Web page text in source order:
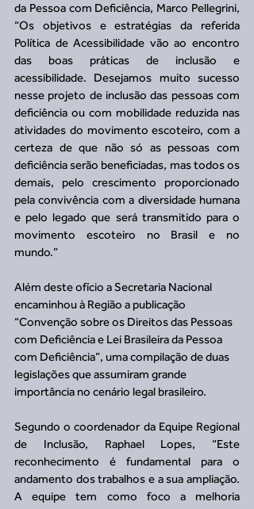
da Pessoa com Deficiência, Marco Pellegrini,
“Os objetivos e estratégias da referida
Política de Acessibilidade vão ao encontro
das boas práticas de inclusão e
acessibilidade. Desejamos muito sucesso
nesse projeto de inclusão das pessoas com
deficiência ou com mobilidade reduzida nas
atividades do movimento escoteiro, com a
certeza de que não só as pessoas com
deficiência serão beneficiadas, mas todos os
demais, pelo crescimento proporcionado
pela convivência com a diversidade humana
e pelo legado que será transmitido para o
movimento escoteiro no Brasil e no
mundo.”
Além deste ofício a Secretaria Nacional
encaminhou à Região a publicação
“Convenção sobre os Direitos das Pessoas
com Deficiência e Lei Brasileira da Pessoa
com Deficiência”, uma compilação de duas
legislações que assumiram grande
importância no cenário legal brasileiro.
Segundo o coordenador da Equipe Regional
de Inclusão, Raphael Lopes, “Este
reconhecimento é fundamental para o
andamento dos trabalhos e a sua ampliação.
A equipe tem como foco a melhoria